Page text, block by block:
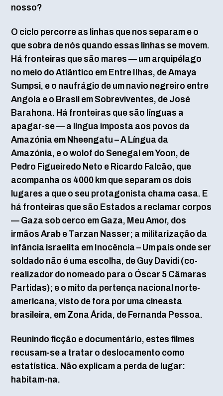
nosso?
O ciclo percorre as linhas que nos separam e o
que sobra de nós quando essas linhas se movem.
Há fronteiras que são mares — um arquipélago
no meio do Atlântico em Entre Ilhas, de Amaya
Sumpsi, e o naufrágio de um navio negreiro entre
Angola e o Brasil em Sobreviventes, de José
Barahona. Há fronteiras que são línguas a
apagar-se — a língua imposta aos povos da
Amazónia em Nheengatu – A Língua da
Amazónia, e o wolof do Senegal em Yoon, de
Pedro Figueiredo Neto e Ricardo Falcão, que
acompanha os 4000 km que separam os dois
lugares a que o seu protagonista chama casa. E
há fronteiras que são Estados a reclamar corpos
— Gaza sob cerco em Gaza, Meu Amor, dos
irmãos Arab e Tarzan Nasser; a militarização da
infância israelita em Inocência – Um país onde ser
soldado não é uma escolha, de Guy Davidi (co-
realizador do nomeado para o Óscar 5 Câmaras
Partidas); e o mito da pertença nacional norte-
americana, visto de fora por uma cineasta
brasileira, em Zona Árida, de Fernanda Pessoa.
Reunindo ficção e documentário, estes filmes
recusam-se a tratar o deslocamento como
estatística. Não explicam a perda de lugar:
habitam-na.